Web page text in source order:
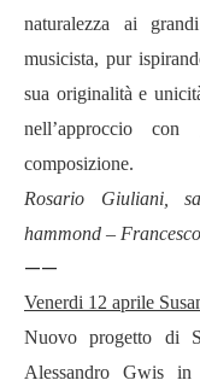
naturalezza ai
musicista, pur
sua originalitàe unicit
nell’approccio
composizione.
Rosario Giuliani,
hammond –
——
Venerdi 12 aprile
Nuovo progetto di
Alessandro Gwis in